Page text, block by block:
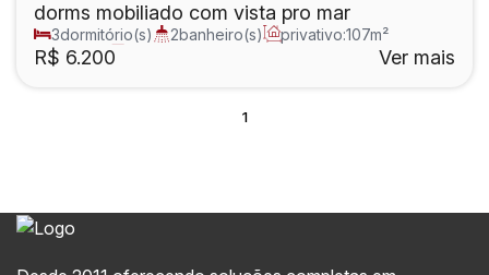
dorms mobiliado com vista pro mar
R$ 6.200
3dormitório(s) 2banheiro(s) privativo:107m²
1sala(s) Ver mais
1